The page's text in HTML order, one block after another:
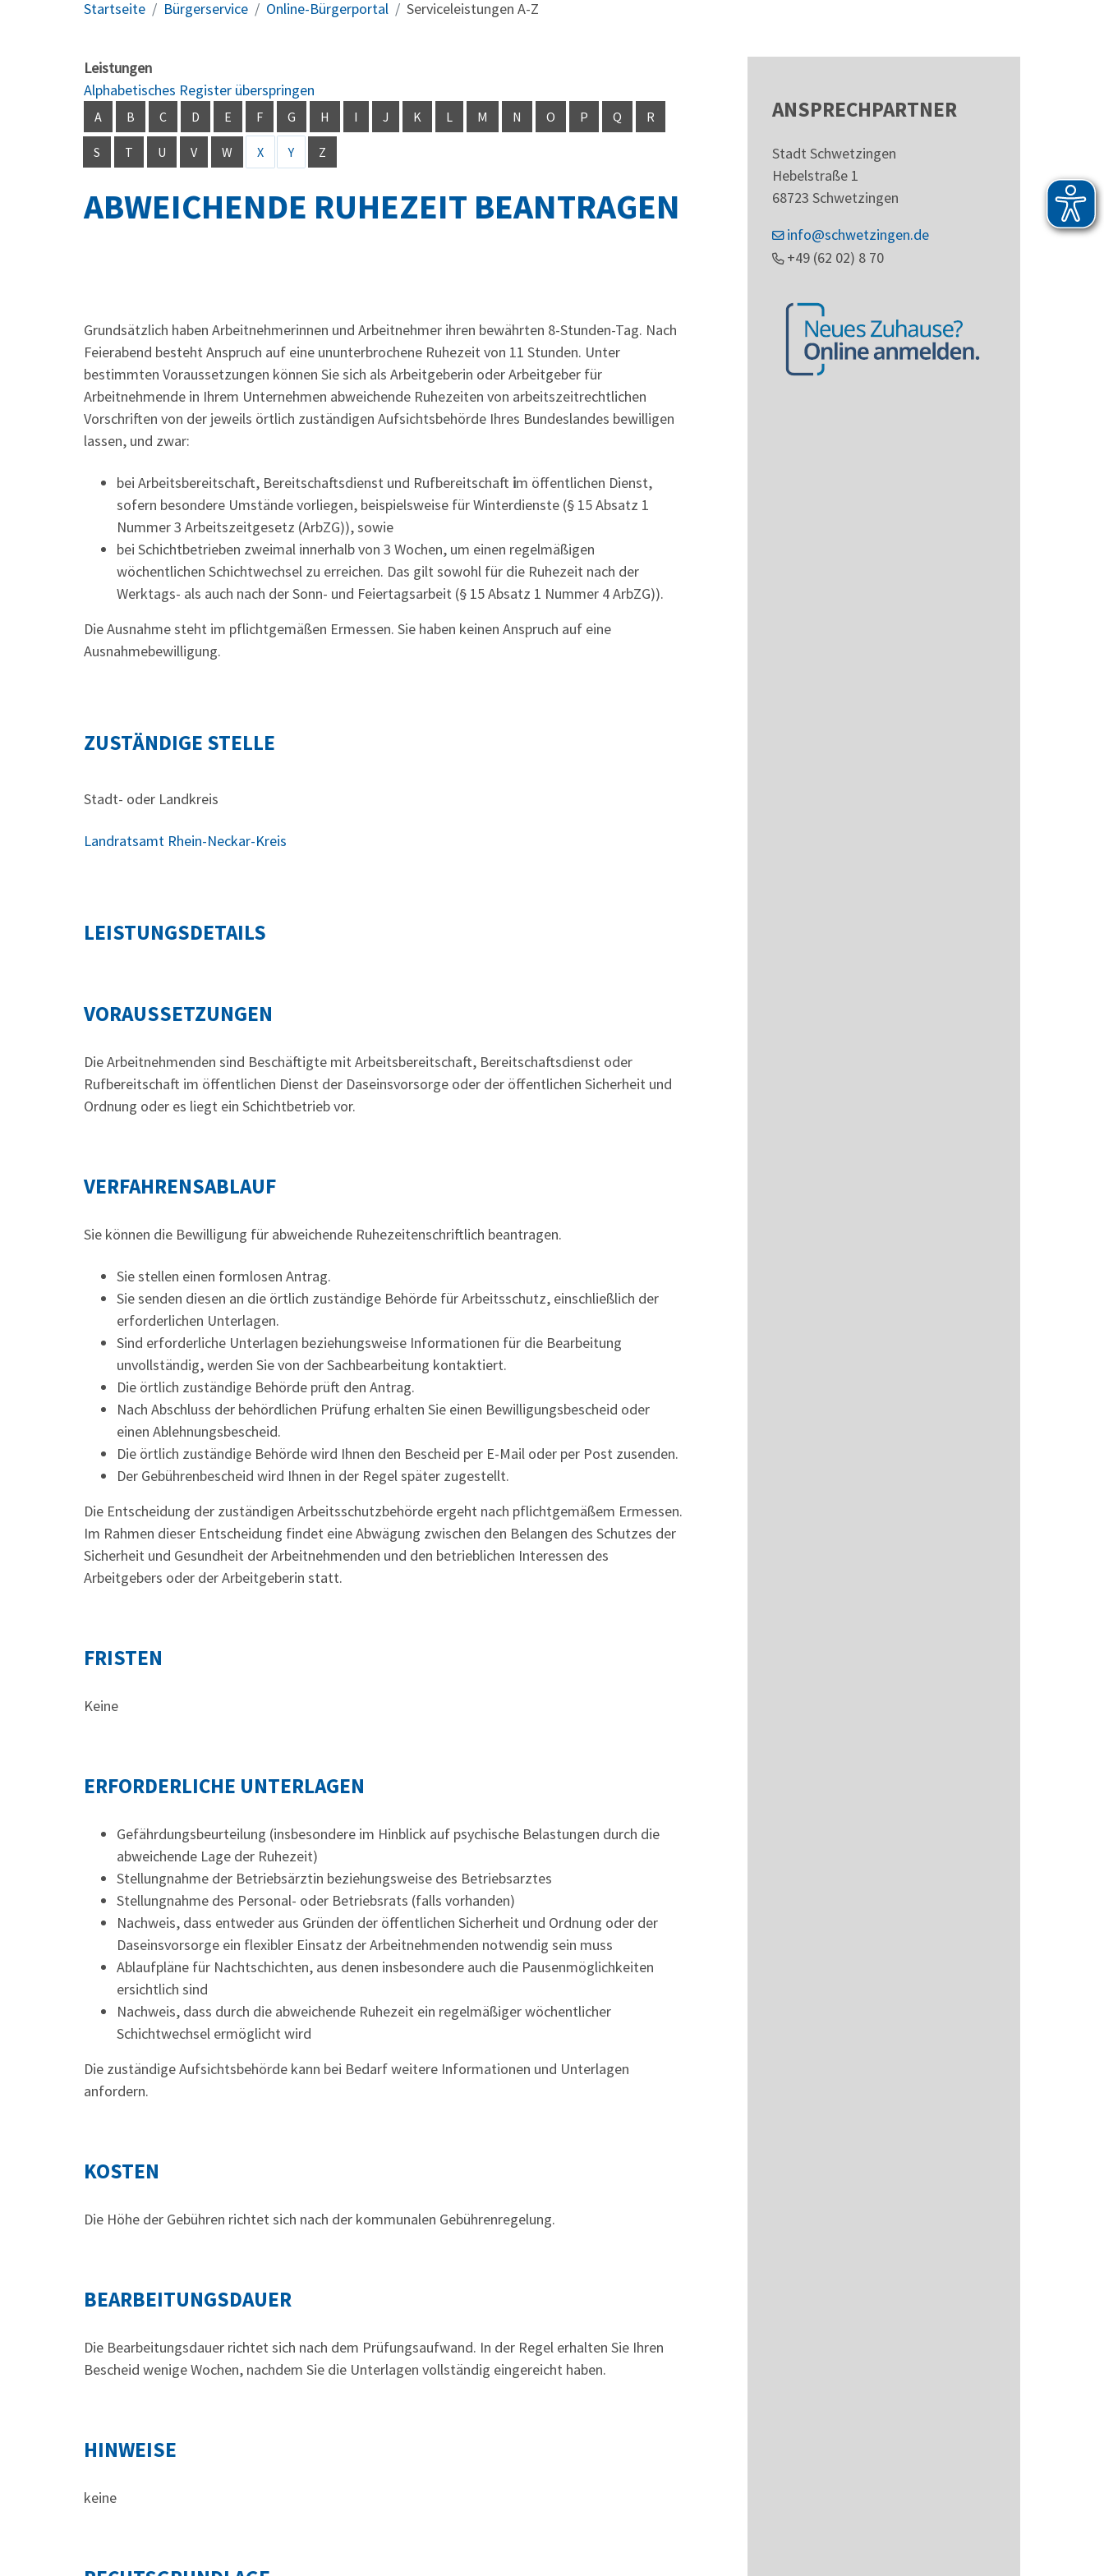
Startseite Bürgerservice Online-Bürgerportal Serviceleistungen A-Z
Leistungen
Alphabetisches Register überspringen
A B C D E F G H I J K L M N O P Q R
S T U V W X Y Z
ABWEICHENDE RUHEZEIT BEANTRAGEN
Grundsätzlich haben Arbeitnehmerinnen und Arbeitnehmer ihren bewährten 8-Stunden-Tag. Nach
Feierabend besteht Anspruch auf eine ununterbrochene Ruhezeit von 11 Stunden. Unter
bestimmten Voraussetzungen können Sie sich als Arbeitgeberin oder Arbeitgeber für
Arbeitnehmende in Ihrem Unternehmen abweichende Ruhezeiten von arbeitszeitrechtlichen
Vorschriften von der jeweils örtlich zuständigen Aufsichtsbehörde Ihres Bundeslandes bewilligen
lassen, und zwar:
bei Arbeitsbereitschaft, Bereitschaftsdienst und Rufbereitschaft im öffentlichen Dienst,
sofern besondere Umstände vorliegen, beispielsweise für Winterdienste (§ 15 Absatz 1
Nummer 3 Arbeitszeitgesetz (ArbZG)), sowie
bei Schichtbetrieben zweimal innerhalb von 3 Wochen, um einen regelmäßigen
wöchentlichen Schichtwechsel zu erreichen. Das gilt sowohl für die Ruhezeit nach der
Werktags- als auch nach der Sonn- und Feiertagsarbeit (§ 15 Absatz 1 Nummer 4 ArbZG)).
Die Ausnahme steht im pflichtgemäßen Ermessen. Sie haben keinen Anspruch auf eine
Ausnahmebewilligung.
ZUSTÄNDIGE STELLE
Stadt- oder Landkreis
Landratsamt Rhein-Neckar-Kreis
LEISTUNGSDETAILS
VORAUSSETZUNGEN
Die Arbeitnehmenden sind Beschäftigte mit Arbeitsbereitschaft, Bereitschaftsdienst oder
Rufbereitschaft im öffentlichen Dienst der Daseinsvorsorge oder der öffentlichen Sicherheit und
Ordnung oder es liegt ein Schichtbetrieb vor.
VERFAHRENSABLAUF
Sie können die Bewilligung für abweichende Ruhezeitenschriftlich beantragen.
Sie stellen einen formlosen Antrag.
Sie senden diesen an die örtlich zuständige Behörde für Arbeitsschutz, einschließlich der
erforderlichen Unterlagen.
Sind erforderliche Unterlagen beziehungsweise Informationen für die Bearbeitung
unvollständig, werden Sie von der Sachbearbeitung kontaktiert.
Die örtlich zuständige Behörde prüft den Antrag.
Nach Abschluss der behördlichen Prüfung erhalten Sie einen Bewilligungsbescheid oder
einen Ablehnungsbescheid.
Die örtlich zuständige Behörde wird Ihnen den Bescheid per E-Mail oder per Post zusenden.
Der Gebührenbescheid wird Ihnen in der Regel später zugestellt.
Die Entscheidung der zuständigen Arbeitsschutzbehörde ergeht nach pflichtgemäßem Ermessen.
Im Rahmen dieser Entscheidung findet eine Abwägung zwischen den Belangen des Schutzes der
Sicherheit und Gesundheit der Arbeitnehmenden und den betrieblichen Interessen des
Arbeitgebers oder der Arbeitgeberin statt.
FRISTEN
Keine
ERFORDERLICHE UNTERLAGEN
Gefährdungsbeurteilung (insbesondere im Hinblick auf psychische Belastungen durch die
abweichende Lage der Ruhezeit)
Stellungnahme der Betriebsärztin beziehungsweise des Betriebsarztes
Stellungnahme des Personal- oder Betriebsrats (falls vorhanden)
Nachweis, dass entweder aus Gründen der öffentlichen Sicherheit und Ordnung oder der
Daseinsvorsorge ein flexibler Einsatz der Arbeitnehmenden notwendig sein muss
Ablaufpläne für Nachtschichten, aus denen insbesondere auch die Pausenmöglichkeiten
ersichtlich sind
Nachweis, dass durch die abweichende Ruhezeit ein regelmäßiger wöchentlicher
Schichtwechsel ermöglicht wird
Die zuständige Aufsichtsbehörde kann bei Bedarf weitere Informationen und Unterlagen
anfordern.
KOSTEN
Die Höhe der Gebühren richtet sich nach der kommunalen Gebührenregelung.
BEARBEITUNGSDAUER
Die Bearbeitungsdauer richtet sich nach dem Prüfungsaufwand. In der Regel erhalten Sie Ihren
Bescheid wenige Wochen, nachdem Sie die Unterlagen vollständig eingereicht haben.
HINWEISE
keine
ANSPRECHPARTNER
Stadt Schwetzingen
Hebelstraße 1
68723 Schwetzingen
info@schwetzingen.de
+49 (62 02) 8 70